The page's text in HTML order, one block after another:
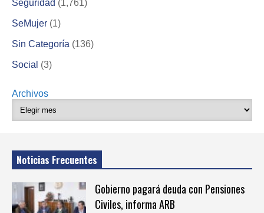
Seguridad (1,761)
SeMujer (1)
Sin Categoría (136)
Social (3)
Archivos
Noticias Frecuentes
Gobierno pagará deuda con Pensiones
Civiles, informa ARB